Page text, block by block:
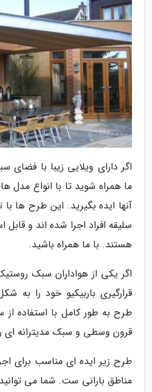
اگر دارای ویلایی زیبا با فضای
ما همراه شوید تا با انواع مدل
آنها ایده بگیرید. این طرح ها
سلیقه افراد اجرا شده اند و قابل
هستند. با ما همراه باشید.
اگر یکی از هواداران سبک
قرارگیری باربیکیو خود را به
طرح به طور کامل با استفاده
قرون وسطی و سبک مدیترانه ای
طرح زیر ایده ای مناسب برای
مناطق بارانی ست. شما می توانید